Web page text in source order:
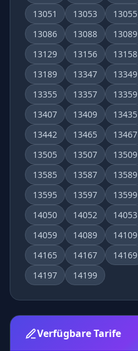
13051
13053 13055
13086
13088 13089
13129
13156 13158
13189
13347 13349
13355
13357 13359
13407
13409 13435
13442
13465 13467
13505
13507 13509
13585
13587 13589
13595
13597 13599
14050
14052 14053
14059
14089 14109
14165
14167 14169
14197
14199
Verfügbare Tarife